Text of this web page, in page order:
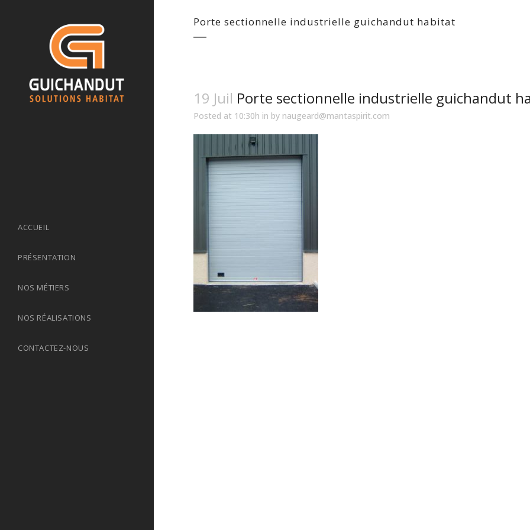
ACCUEIL
PRÉSENTATION
NOS MÉTIERS
NOS RÉALISATIONS
CONTACTEZ-NOUS
Porte sectionnelle industrielle guichandut habitat
19 Juil Porte sectionnelle industrielle guichandut
Posted at 10:30h in by naugeard@mantaspirit.com